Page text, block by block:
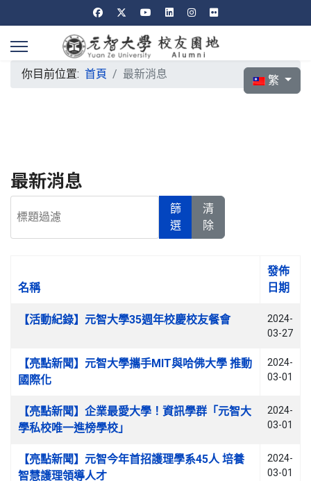
選擇你的語言
繁
你目前位置: 首頁 最新消息
最新消息
篩
選
清
除
文章列表
名稱
發佈
日期
【活動紀錄】元智大學35週年校慶校友餐會
2024-
03-27
【亮點新聞】元智大學攜手MIT與哈佛大學 推動
國際化
2024-
03-01
【亮點新聞】企業最愛大學！資訊學群「元智大
學私校唯一進榜學校」
2024-
03-01
【亮點新聞】元智今年首招護理學系45人 培養
智慧護理領導人才
2024-
03-01